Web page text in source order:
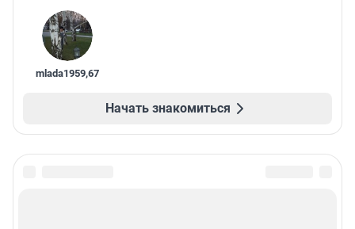
mlada1959,67
Начать знакомиться